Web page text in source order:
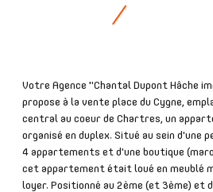
Votre Agence "Chantal Dupont Hâche
propose à la vente place du Cygne,
central au coeur de Chartres, un
organisé en duplex. Situé au sein d'une
4 appartements et d'une boutique
cet appartement était loué en meublé
loyer. Positionné au 2ème (et 3ème) et